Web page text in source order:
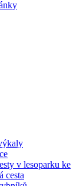
v lesoparku ke
cesta